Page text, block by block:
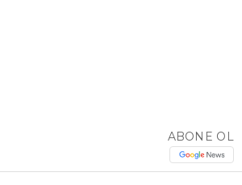
ABONE OL